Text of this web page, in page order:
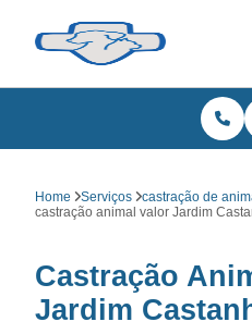
Home Serviços castração de
castração animal valor Jardim
Castração
Jardim